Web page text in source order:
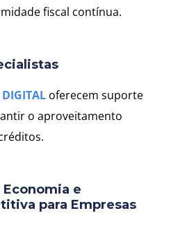
fiscal contínua.
DIGITAL oferecem suporte
o aproveitamento
Economia e
para Empresas